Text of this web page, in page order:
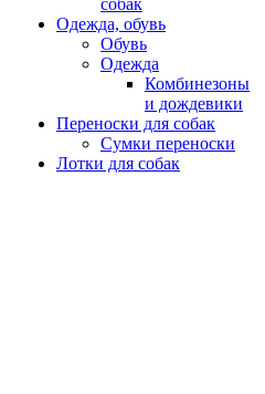
собак
Одежда, обувь
Обувь
Одежда
Комбинезоны
и дождевики
Переноски для собак
Сумки переноски
Лотки для собак